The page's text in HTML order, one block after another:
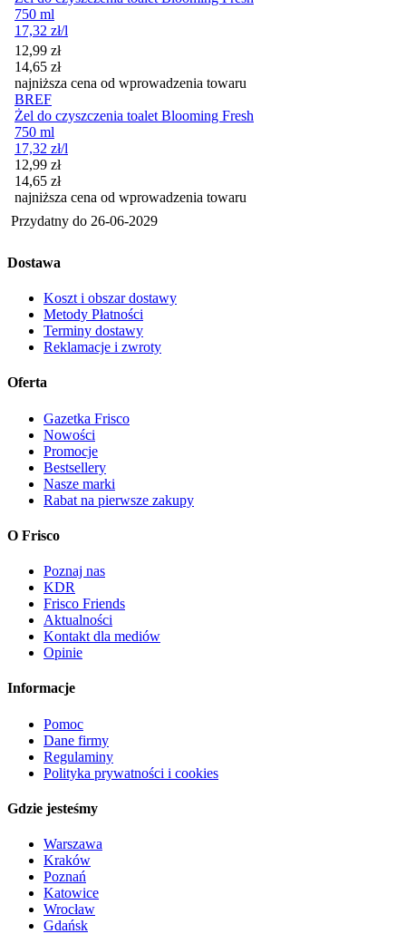
750 ml
17,32 zł/l
Cena promocyjna
12,99 zł
14,65 zł
najniższa cena od wprowadzenia towaru
BREF
Żel do czyszczenia toalet Blooming Fresh
750 ml
17,32 zł/l
Cena promocyjna
12,99 zł
14,65 zł
najniższa cena od wprowadzenia towaru
Przydatny do 26-06-2029
Dostawa
Koszt i obszar dostawy
Metody Płatności
Terminy dostawy
Reklamacje i zwroty
Oferta
Gazetka Frisco
Nowości
Promocje
Bestsellery
Nasze marki
Rabat na pierwsze zakupy
O Frisco
Poznaj nas
KDR
Frisco Friends
Aktualności
Kontakt dla mediów
Opinie
Informacje
Pomoc
Dane firmy
Regulaminy
Polityka prywatności i cookies
Gdzie jesteśmy
Warszawa
Kraków
Poznań
Katowice
Wrocław
Gdańsk